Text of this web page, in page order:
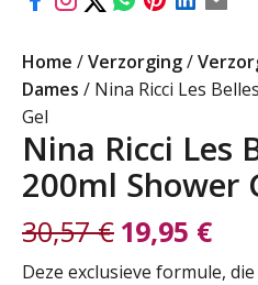
Home /Verzorging/
Dames / Nina Ricci Les
Gel
Nina Ricci Les
200ml Shower
30,57€
Oorspronkelijke
19,95 €
Huidige
Deze exclusieve formule,